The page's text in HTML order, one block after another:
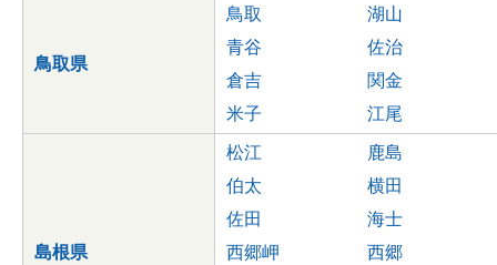
鳥取県
鳥取
湖山
青谷
佐治
倉吉
関金
米子
江尾
島根県
松江
鹿島
伯太
横田
佐田
海士
西郷岬
西郷